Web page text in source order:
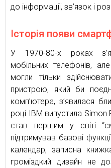
до інформації, зв’язок і
Історія появи
У 1970-80-х роках
мобільних телефонів,
могли тільки
пристрою, який би
комп’ютера, з’явилася
році IBM випустила
став першим у світі
підтримував базові
календар, записна
громіздкий дизайн не